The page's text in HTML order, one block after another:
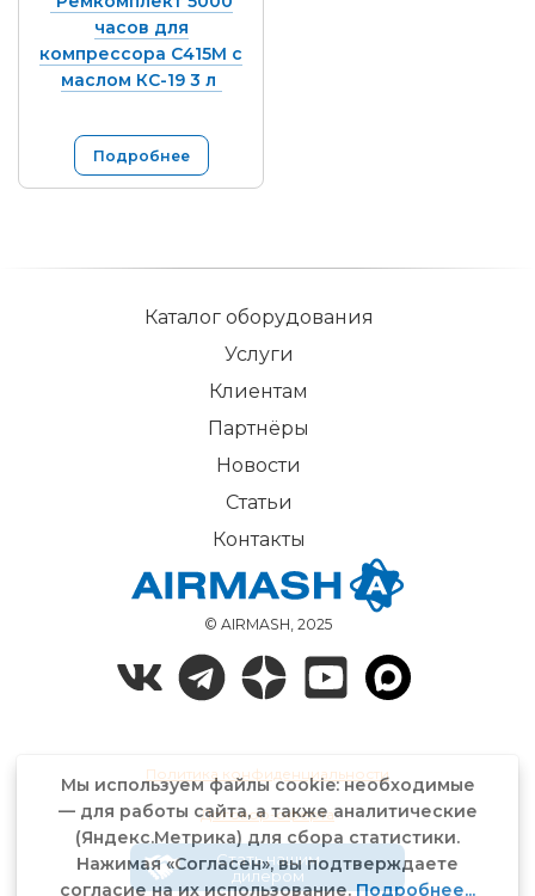
часов для
компрессора С415М с
маслом КС-19 3 л
Подробнее
© AIRMASH, 2025
Каталог оборудования
Услуги
Клиентам
Партнёры
Новости
Статьи
Контакты
Политика конфиденциальности
Договор-оферта
Стать нашим
дилером
Мы используем файлы cookie: необходимые
— для работы сайта, а также аналитические
(Яндекс.Метрика) для сбора статистики.
Нажимая «Согласен», вы подтверждаете
согласие на их использование.Подробнее...